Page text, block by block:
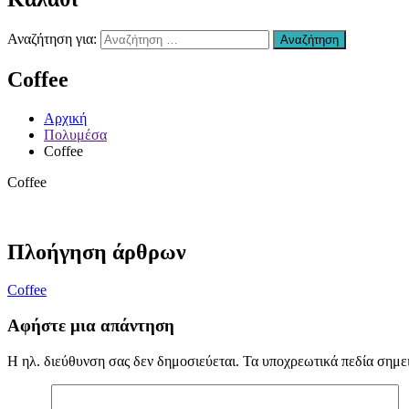
Χανιά
Επισκευή
Χανιά
–
condition
Χανιά
–
Ανταλλακτικά
Υγραεριοκινηση
–
Βελτιώσεις
Διαγνωστικός
Έλεγχος
Οχήματος
Αναζήτηση για: Αναζήτηση
Coffee
Αρχική
Πολυμέσα
Coffee
Coffee
Πλοήγηση άρθρων
Coffee
Αφήστε μια απάντηση
Η ηλ. διεύθυνση σας δεν δημοσιεύεται. Τα υποχρεωτικά πεδία